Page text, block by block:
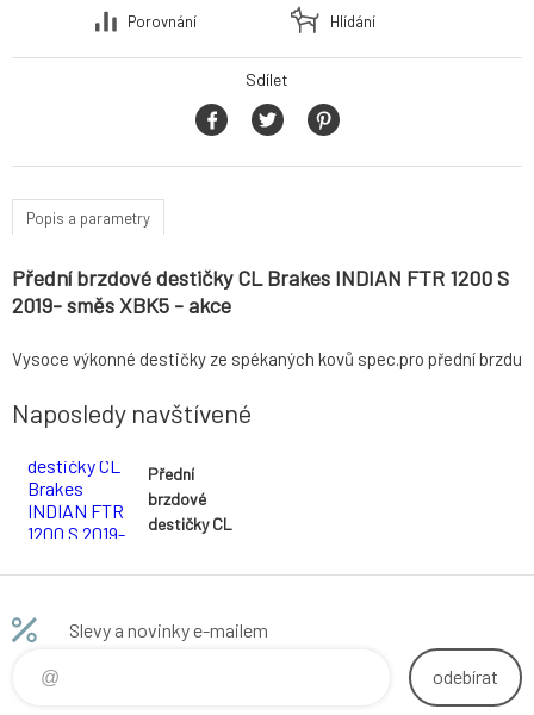
Porovnání
Hlídání
Sdílet
Popis a parametry
Přední brzdové destičky CL Brakes INDIAN FTR 1200 S
2019- směs XBK5 - akce
Vysoce výkonné destičky ze spékaných kovů spec.pro přední brzdu
Naposledy navštívené
Přední
brzdové
destičky CL
INDIAN FTR
2019- směs
Slevy a novinky e-mailem
odebírat